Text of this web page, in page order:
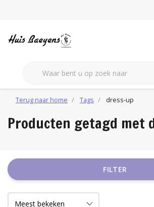
Terug naar home Tags dress-up
Producten getagd met
FILTER